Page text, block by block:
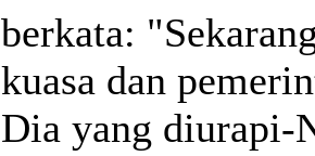
berkata:
kuasa dan
Dia yang diurapi-